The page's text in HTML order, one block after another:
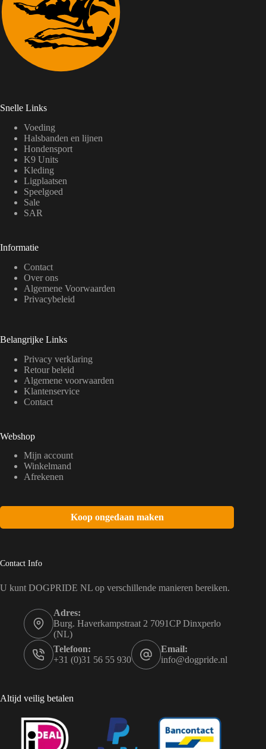
Snelle Links
Voeding
Halsbanden en lijnen
Hondensport
K9 Units
Kleding
Ligplaatsen
Speelgoed
Sale
SAR
Informatie
Contact
Over ons
Algemene Voorwaarden
Privacybeleid
Belangrijke Links
Privacy verklaring
Retour beleid
Algemene voorwaarden
Klantenservice
Contact
Webshop
Mijn account
Winkelmand
Afrekenen
Koop ongedaan maken
Contact Info
U kunt DOGPRIDE NL op verschillende manieren bereiken.
Adres:
Burg. Haverkampstraat 2 7091CP Dinxperlo
(NL)
Telefoon:
+31 (0)31 56 55 930
Email:
info@dogpride.nl
Altijd veilig betalen